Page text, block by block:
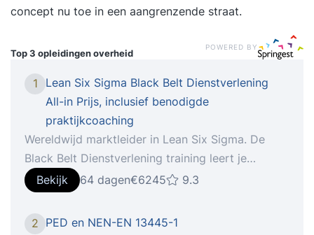
concept nu toe in een aangrenzende straat.
Top 3 opleidingenoverheid
POWERED BY
1
Lean Six Sigma Black Belt Dienstverlening
All-in Prijs, inclusief benodigde
praktijkcoaching
Wereldwijd marktleider in Lean Six Sigma. De
Black Belt Dienstverlening training leert je
complexe processen verbeteren met persoonlijke
begeleiding en praktijkgerichte, ISO-
Bekijk 64 dagen€6245 9.3
2 PED en NEN-EN 13445-1